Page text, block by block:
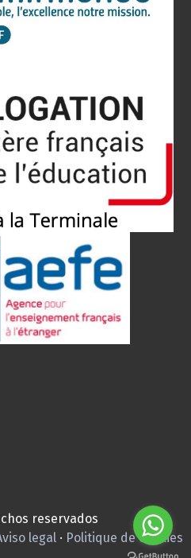
reservados
legal · Politique de cookies